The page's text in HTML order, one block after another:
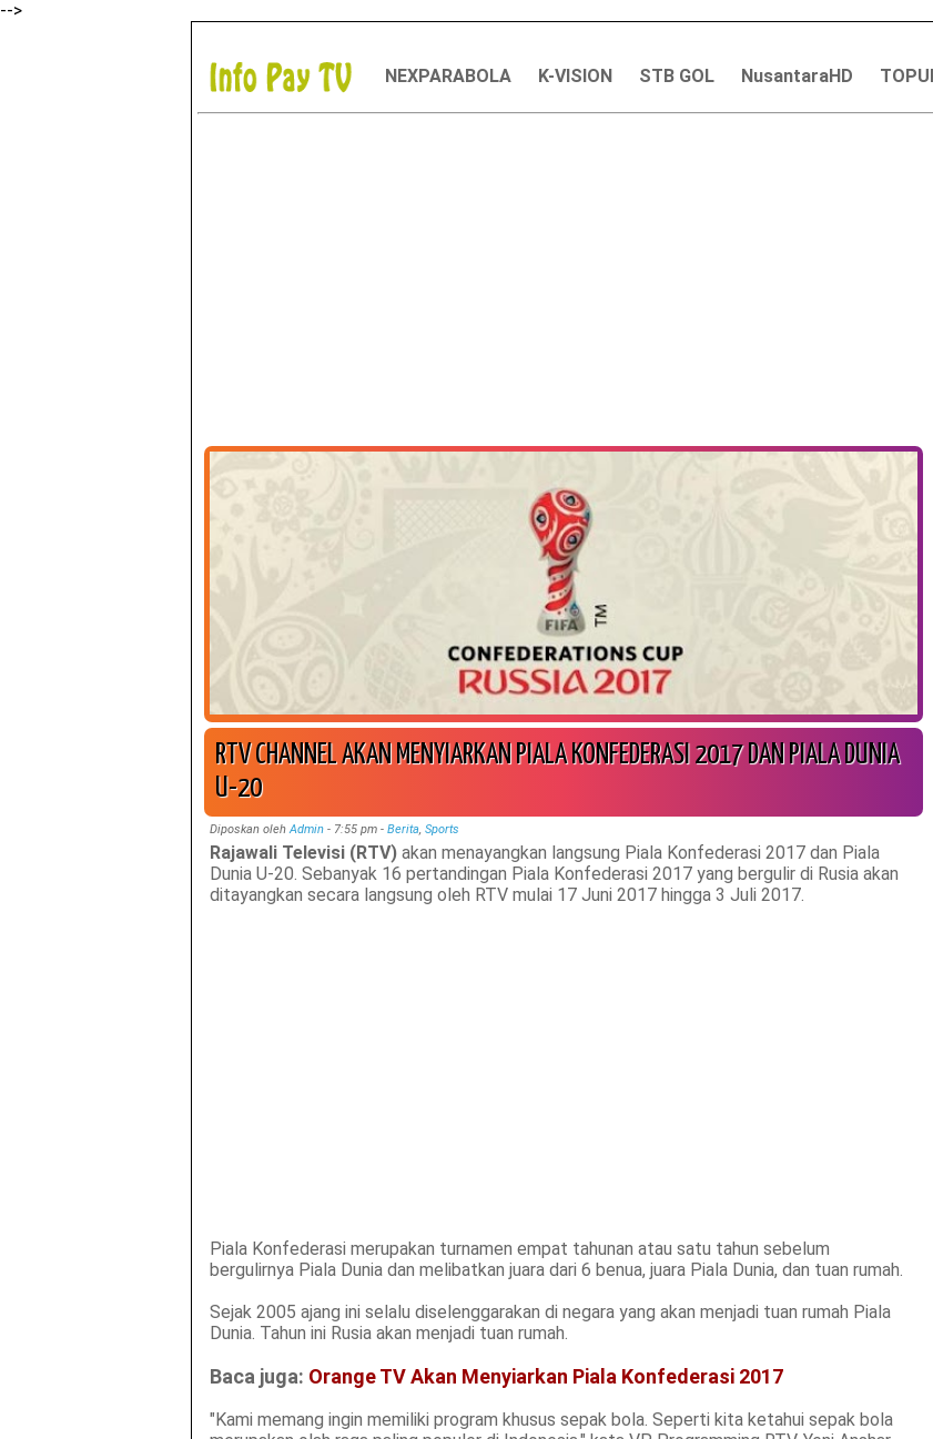
-->
NEXPARABOLA K-VISION STB GOL NusantaraHD
RTV CHANNEL AKAN MENYIARKAN PIALA KONFEDERASI 2017 DAN PIALA DUNIA
U-20
Diposkan olehAdmin -7:55 pm - Berita, Sports
Rajawali Televisi (RTV)akan menayangkan langsung Piala Konfederasi 2017 dan Piala
Dunia U-20. Sebanyak 16 pertandingan Piala Konfederasi 2017 yang bergulir di Rusia akan
ditayangkan secara langsung oleh RTV mulai 17 Juni 2017 hingga 3 Juli 2017.
Piala Konfederasi merupakan turnamen empat tahunan atau satu tahun sebelum
bergulirnya Piala Dunia dan melibatkan juara dari 6 benua, juara Piala Dunia, dan tuan rumah.
Sejak 2005 ajang ini selalu diselenggarakan di negara yang akan menjadi tuan rumah Piala
Dunia. Tahun ini Rusia akan menjadi tuan rumah.
Baca juga: Orange TV Akan Menyiarkan Piala Konfederasi 2017
"Kami memang ingin memiliki program khusus sepak bola. Seperti kita ketahui sepak bola